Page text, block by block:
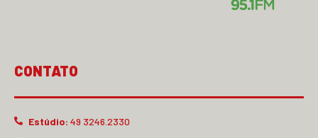
CONTATO
Estúdio: 49 3246.2330